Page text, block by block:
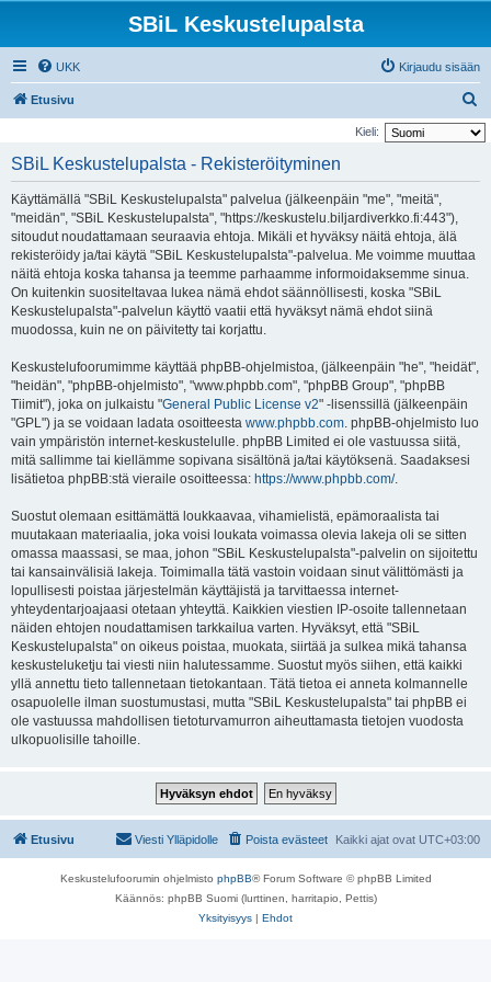
SBiL Keskustelupalsta
UKK Kirjaudu sisään
Etusivu
t
Kieli:
SBiL Keskustelupalsta - Rekisteröityminen
Käyttämällä "SBiL Keskustelupalsta" palvelua (jälkeenpäin "me", "meitä",
"meidän", "SBiL Keskustelupalsta", "https://keskustelu.biljardiverkko.fi:443"),
sitoudut noudattamaan seuraavia ehtoja. Mikäli et hyväksy näitä ehtoja, älä
rekisteröidy ja/tai käytä "SBiL Keskustelupalsta"-palvelua. Me voimme muuttaa
näitä ehtoja koska tahansa ja teemme parhaamme informoidaksemme sinua.
On kuitenkin suositeltavaa lukea nämä ehdot säännöllisesti, koska "SBiL
Keskustelupalsta"-palvelun käyttö vaatii että hyväksyt nämä ehdot siinä
muodossa, kuin ne on päivitetty tai korjattu.
Keskustelufoorumimme käyttää phpBB-ohjelmistoa, (jälkeenpäin "he", "heidät",
"heidän", "phpBB-ohjelmisto", "www.phpbb.com", "phpBB Group", "phpBB
Tiimit"), joka on julkaistu "General Public License v2" -lisenssillä (jälkeenpäin
"GPL") ja se voidaan ladata osoitteesta www.phpbb.com. phpBB-ohjelmisto luo
vain ympäristön internet-keskustelulle. phpBB Limited ei ole vastuussa siitä,
mitä sallimme tai kiellämme sopivana sisältönä ja/tai käytöksenä. Saadaksesi
lisätietoa phpBB:stä vieraile osoitteessa: https://www.phpbb.com/.
Suostut olemaan esittämättä loukkaavaa, vihamielistä, epämoraalista tai
muutakaan materiaalia, joka voisi loukata voimassa olevia lakeja oli se sitten
omassa maassasi, se maa, johon "SBiL Keskustelupalsta"-palvelin on sijoitettu
tai kansainvälisiä lakeja. Toimimalla tätä vastoin voidaan sinut välittömästi ja
lopullisesti poistaa järjestelmän käyttäjistä ja tarvittaessa internet-
yhteydentarjoajaasi otetaan yhteyttä. Kaikkien viestien IP-osoite tallennetaan
näiden ehtojen noudattamisen tarkkailua varten. Hyväksyt, että "SBiL
Keskustelupalsta" on oikeus poistaa, muokata, siirtää ja sulkea mikä tahansa
keskusteluketju tai viesti niin halutessamme. Suostut myös siihen, että kaikki
yllä annettu tieto tallennetaan tietokantaan. Tätä tietoa ei anneta kolmannelle
osapuolelle ilman suostumustasi, mutta "SBiL Keskustelupalsta" tai phpBB ei
ole vastuussa mahdollisen tietoturvamurron aiheuttamasta tietojen vuodosta
ulkopuolisille tahoille.
Etusivu Kaikki ajat ovat UTC+03:00
Poista evästeet
Viesti Ylläpidolle
Keskustelufoorumin ohjelmisto phpBB® Forum Software © phpBB Limited
Käännös: phpBB Suomi (lurttinen, harritapio, Pettis)
Yksityisyys | Ehdot